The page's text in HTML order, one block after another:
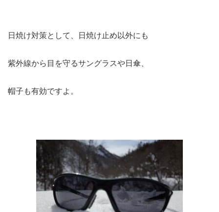
日焼け対策として、日焼け止め以外にも
紫外線から目を守るサングラスや日傘、
帽子も有効ですよ。